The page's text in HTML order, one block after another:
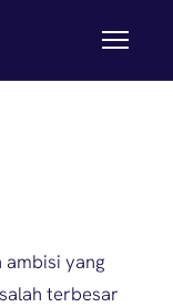
ambisi yang
terbesar